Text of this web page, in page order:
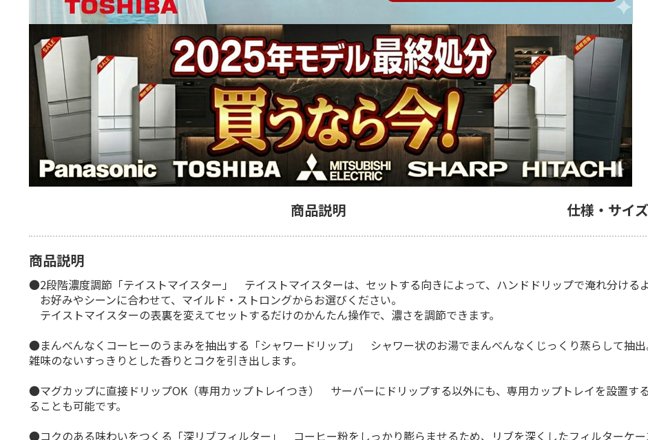
商品説明 仕様・サイズ
商品説明
●2段階濃度調節「テイストマイスター」 テイストマイスターは、セットする向きによって、ハンドドリップで淹れ分ける
お好みやシーンに合わせて、マイルド・ストロングからお選びください。
テイストマイスターの表裏を変えてセットするだけのかんたん操作で、濃さを調節できます。
●まんべんなくコーヒーのうまみを抽出する「シャワードリップ」 シャワー状のお湯でまんべんなくじっくり蒸らして抽出
雑味のないすっきりとした香りとコクを引き出します。
●マグカップに直接ドリップOK（専用カップトレイつき） サーバーにドリップする以外にも、専用カップトレイを設置す
ることも可能です。
●コクのある味わいをつくる「深リブフィルター」 コーヒー粉をしっかり膨らませるため、リブを深くしたフィルターケー